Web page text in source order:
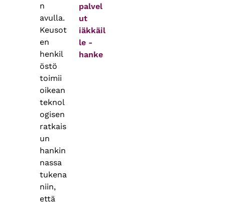
n
avulla.
Keusot
en
henkil
östö
toimii
oikean
teknol
ogisen
ratkais
un
hankin
nassa
tukena
niin,
että
palvel
ut
iäkkäil
le -
hanke